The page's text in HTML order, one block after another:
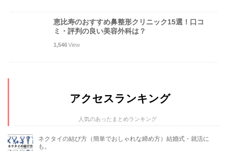
恵比寿のおすすめ鼻整形クリニック15選！口コ
ミ・評判の良い美容外科は？
1,546View
アクセスランキング
人気のあったまとめランキング
ネクタイの結び方（簡単でおしゃれな締め方）結婚式・就活に
も。